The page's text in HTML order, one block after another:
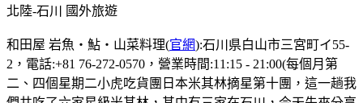
北陸-石川
國外旅遊
和田屋 岩魚・鮎・山菜料理(官網):石川県白山市三宮町イ55-
2，電話:+81 76-272-0570，營業時間:11:15 - 21:00(每個月第
二、四個星期二小虎吃貨團日本米其林摘星第十團，這一趟我